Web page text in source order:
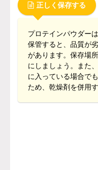
正しく保存する
プロテインパウダー
保管すると、品質が
があります。保存場
にしましょう。また
に入っている場合で
ため、乾燥剤を併用